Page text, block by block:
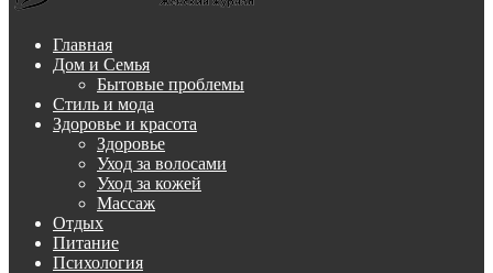
Главная
Дом и Семья
Бытовые проблемы
Стиль и мода
Здоровье и красота
Здоровье
Уход за волосами
Уход за кожей
Массаж
Отдых
Питание
Психология